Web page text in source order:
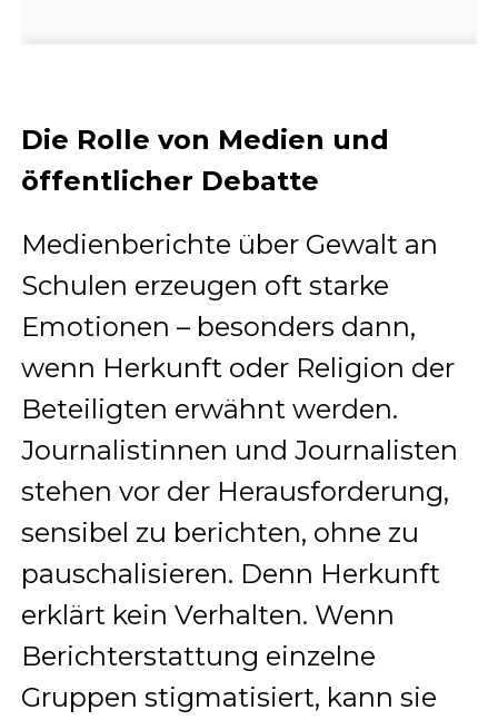
Die Rolle von Medien und
öffentlicher Debatte
Medienberichte über Gewalt an
Schulen erzeugen oft starke
Emotionen – besonders dann,
wenn Herkunft oder Religion der
Beteiligten erwähnt werden.
Journalistinnen und Journalisten
stehen vor der Herausforderung,
sensibel zu berichten, ohne zu
pauschalisieren. Denn Herkunft
erklärt kein Verhalten. Wenn
Berichterstattung einzelne
Gruppen stigmatisiert, kann sie